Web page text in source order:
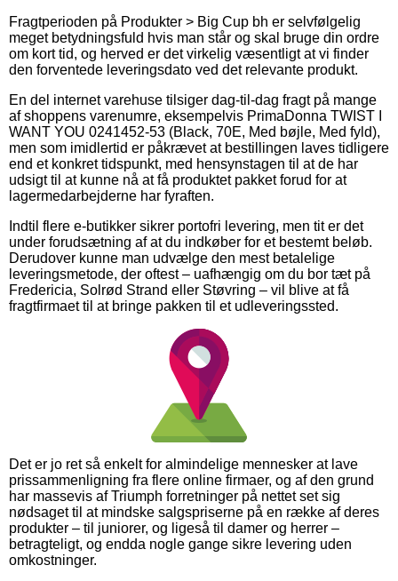
Fragtperioden på Produkter > Big Cup bh er selvfølgelig
meget betydningsfuld hvis man står og skal bruge din ordre
om kort tid, og herved er det virkelig væsentligt at vi finder
den forventede leveringsdato ved det relevante produkt.
En del internet varehuse tilsiger dag-til-dag fragt på mange
af shoppens varenumre, eksempelvis PrimaDonna TWIST I
WANT YOU 0241452-53 (Black, 70E, Med bøjle, Med fyld),
men som imidlertid er påkrævet at bestillingen laves tidligere
end et konkret tidspunkt, med hensynstagen til at de har
udsigt til at kunne nå at få produktet pakket forud for at
lagermedarbejderne har fyraften.
Indtil flere e-butikker sikrer portofri levering, men tit er det
under forudsætning af at du indkøber for et bestemt beløb.
Derudover kunne man udvælge den mest betalelige
leveringsmetode, der oftest – uafhængig om du bor tæt på
Fredericia, Solrød Strand eller Støvring – vil blive at få
fragtfirmaet til at bringe pakken til et udleveringssted.
Det er jo ret så enkelt for almindelige mennesker at lave
prissammenligning fra flere online firmaer, og af den grund
har massevis af Triumph forretninger på nettet set sig
nødsaget til at mindske salgspriserne på en række af deres
produkter – til juniorer, og ligeså til damer og herrer –
betragteligt, og endda nogle gange sikre levering uden
omkostninger.